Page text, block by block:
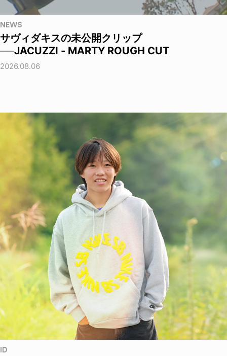
NEWS
サヴィダキスの未公開クリップ
──JACUZZI - MARTY ROUGH CUT
2026.08.06
ID